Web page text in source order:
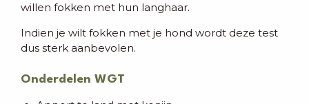
willen fokken met hun langhaar.
Indien je wilt fokken met je hond wordt deze test
dus sterk aanbevolen.
Onderdelen WGT